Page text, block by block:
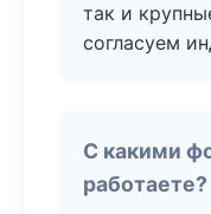
так и
согласуем
С какими
работаете?